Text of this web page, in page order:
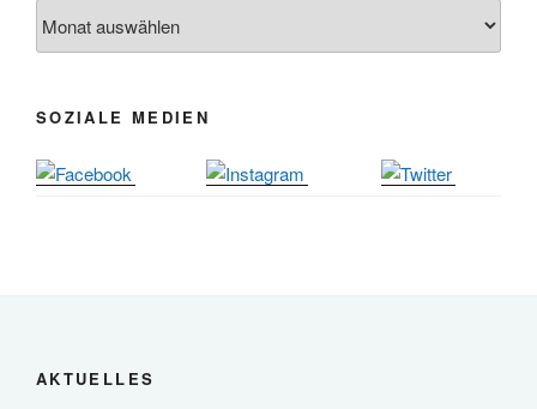
24.09. bis
10.12.
Herbstprogramm Burghaus Bielstein
SOZIALE MEDIEN
AKTUELLES